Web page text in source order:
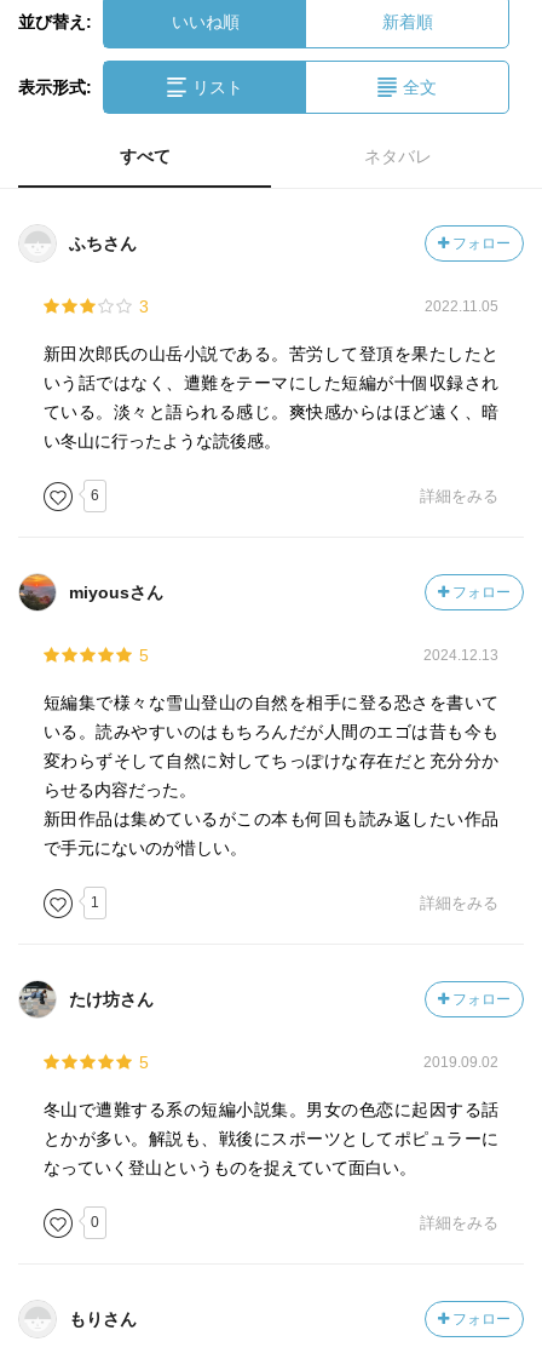
並び替え: いいね順 新着順
表示形式: リスト 全文
すべて ネタバレ
ふちさん フォロー
3 2022.11.05
新田次郎氏の山岳小説である。苦労して登頂を果たしたと
いう話ではなく、遭難をテーマにした短編が十個収録され
ている。淡々と語られる感じ。爽快感からはほど遠く、暗
い冬山に行ったような読後感。
6 詳細をみる
miyousさん フォロー
5 2024.12.13
短編集で様々な雪山登山の自然を相手に登る恐さを書いて
いる。読みやすいのはもちろんだが人間のエゴは昔も今も
変わらずそして自然に対してちっぽけな存在だと充分分か
らせる内容だった。
新田作品は集めているがこの本も何回も読み返したい作品
で手元にないのが惜しい。
1 詳細をみる
たけ坊さん フォロー
5 2019.09.02
冬山で遭難する系の短編小説集。男女の色恋に起因する話
とかが多い。解説も、戦後にスポーツとしてポピュラーに
なっていく登山というものを捉えていて面白い。
0 詳細をみる
もりさん フォロー